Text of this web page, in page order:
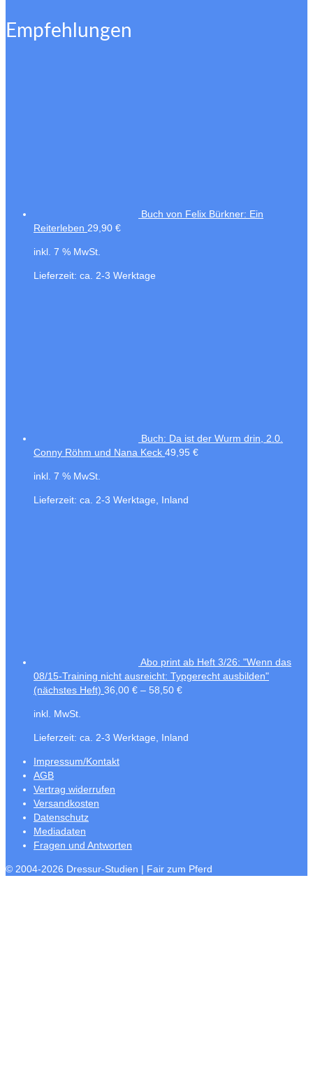
Empfehlungen
Buch von Felix Bürkner: Ein
Reiterleben 29,90 €
inkl. 7 % MwSt.
Lieferzeit: ca. 2-3 Werktage
Buch: Da ist der Wurm drin, 2.0.
Conny Röhm und Nana Keck 49,95 €
inkl. 7 % MwSt.
Lieferzeit: ca. 2-3 Werktage, Inland
Abo print ab Heft 3/26: "Wenn das
08/15-Training nicht ausreicht: Typgerecht ausbilden"
(nächstes Heft) 36,00 € – 58,50 €
inkl. MwSt.
Lieferzeit: ca. 2-3 Werktage, Inland
Impressum/Kontakt
AGB
Vertrag widerrufen
Versandkosten
Datenschutz
Mediadaten
Fragen und Antworten
© 2004-2026 Dressur-Studien | Fair zum Pferd